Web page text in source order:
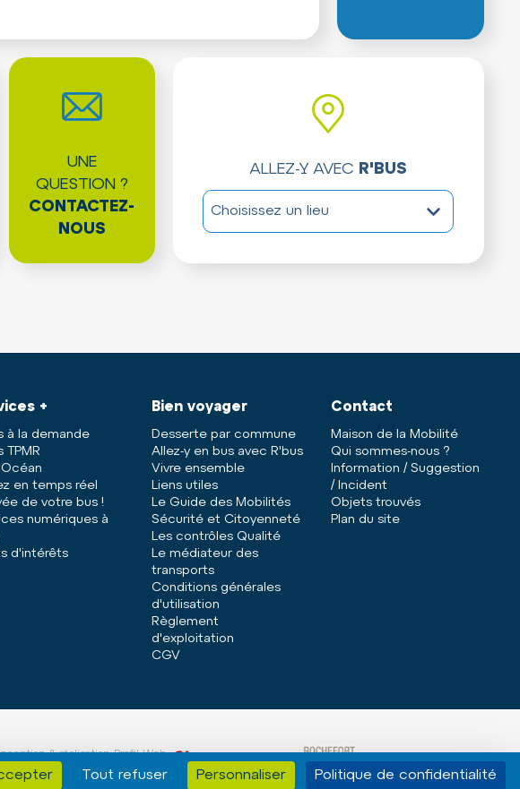
UNE
QUESTION ?
CONTACTEZ-
NOUS
ALLEZ-Y AVEC R'BUS
Choisissez un lieu à
Choisissez un lieu
+
à la demande
TPMR
en temps réel
de votre bus !
numériques à
d'intérêts
Bien voyager
Desserte par commune
Allez-y en bus avec R'bus
Vivre ensemble
Liens utiles
Le Guide des Mobilités
Sécurité et Citoyenneté
Les contrôles Qualité
Le médiateur des
transports
Conditions générales
d'utilisation
Règlement
d'exploitation
CGV
Contact
Maison de la Mobilité
Qui sommes-nous ?
Information / Suggestion
/ Incident
Objets trouvés
Plan du site
& réalisationProfil Web
Tout refuser Personnaliser Politique de confidentialité